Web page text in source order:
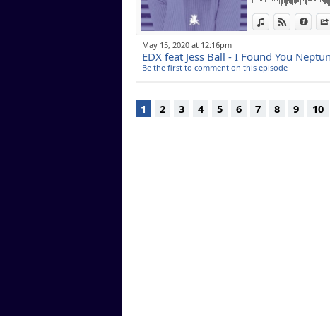
de vos
View in iTunes
View on
May 15, 2020 at 12:16pm
EDX feat Jess Ball - I Found You
Be the first to comment on this episode
1 2 3 4 5 6 7 8 9 10